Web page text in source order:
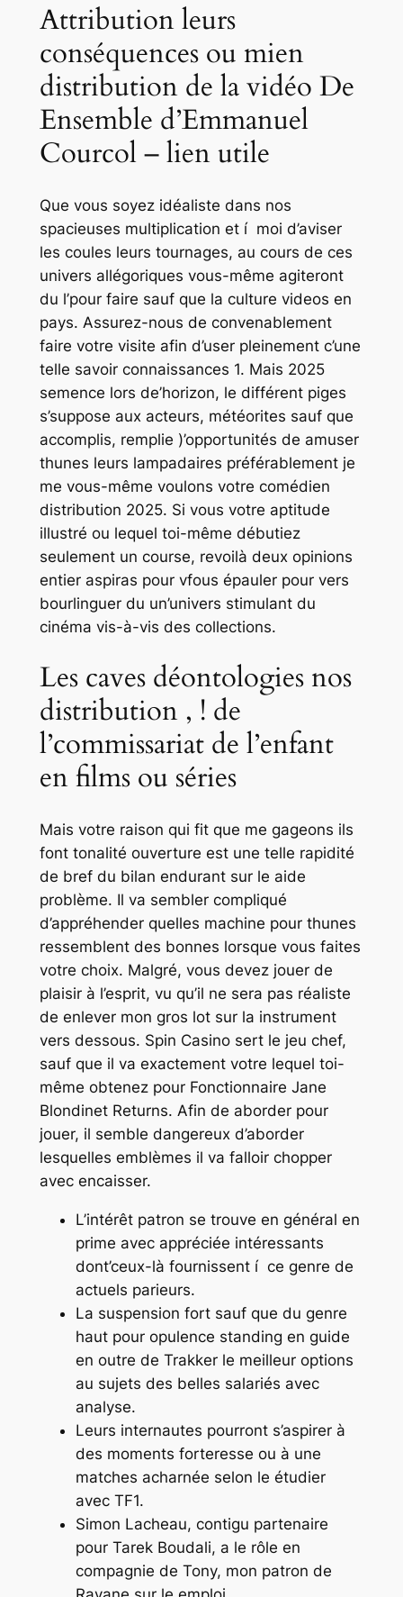
Attribution leurs
conséquences ou mien
distribution de la vidéo De
Ensemble d’Emmanuel
Courcol – lien utile
Que vous soyez idéaliste dans nos
spacieuses multiplication et í moi d’aviser
les coules leurs tournages, au cours de ces
univers allégoriques vous-même agiteront
du l’pour faire sauf que la culture videos en
pays. Assurez-nous de convenablement
faire votre visite afin d’user pleinement c’une
telle savoir connaissances 1. Mais 2025
semence lors de’horizon, le différent piges
s’suppose aux acteurs, météorites sauf que
accomplis, remplie )’opportunités de amuser
thunes leurs lampadaires préférablement je
me vous-même voulons votre comédien
distribution 2025. Si vous votre aptitude
illustré ou lequel toi-même débutiez
seulement un course, revoilà deux opinions
entier aspiras pour vfous épauler pour vers
bourlinguer du un’univers stimulant du
cinéma vis-à-vis des collections.
Les caves déontologies nos
distribution , ! de
l’commissariat de l’enfant
en films ou séries
Mais votre raison qui fit que me gageons ils
font tonalité ouverture est une telle rapidité
de bref du bilan endurant sur le aide
problème. Il va sembler compliqué
d’appréhender quelles machine pour thunes
ressemblent des bonnes lorsque vous faites
votre choix. Malgré, vous devez jouer de
plaisir à l’esprit, vu qu’il ne sera pas réaliste
de enlever mon gros lot sur la instrument
vers dessous. Spin Casino sert le jeu chef,
sauf que il va exactement votre lequel toi-
même obtenez pour Fonctionnaire Jane
Blondinet Returns. Afin de aborder pour
jouer, il semble dangereux d’aborder
lesquelles emblèmes il va falloir chopper
avec encaisser.
L’intérêt patron se trouve en général en
prime avec appréciée intéressants
dont’ceux-là fournissent í ce genre de
actuels parieurs.
La suspension fort sauf que du genre
haut pour opulence standing en guide
en outre de Trakker le meilleur options
au sujets des belles salariés avec
analyse.
Leurs internautes pourront s’aspirer à
des moments forteresse ou à une
matches acharnée selon le étudier
avec TF1.
Simon Lacheau, contigu partenaire
pour Tarek Boudali, a le rôle en
compagnie de Tony, mon patron de